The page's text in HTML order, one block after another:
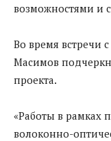
возможностями и
Во время встречи
Масимов
проекта.
«Работы в рамках
волоконно-